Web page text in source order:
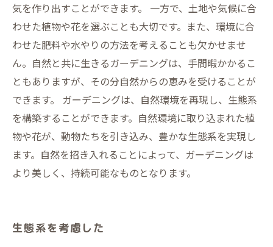
気を作り出すことができます。 一方で、土地や気候に合
わせた植物や花を選ぶことも大切です。また、環境に合
わせた肥料や水やりの方法を考えることも欠かせませ
ん。自然と共に生きるガーデニングは、手間暇かかるこ
ともありますが、その分自然からの恵みを受けることが
できます。 ガーデニングは、自然環境を再現し、生態系
を構築することができます。自然環境に取り込まれた植
物や花が、動物たちを引き込み、豊かな生態系を実現し
ます。自然を招き入れることによって、ガーデニングは
より美しく、持続可能なものとなります。
生態系を考慮した